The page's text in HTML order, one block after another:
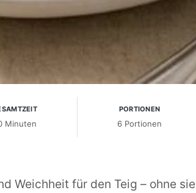
Minuten
PORTIONEN
6 Portionen
Weichheit für den Teig – ohne sie